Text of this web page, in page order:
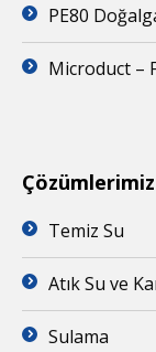
PE80
Microduct –
Çözümlerimiz
Temiz Su
Atık Su ve
Sulama